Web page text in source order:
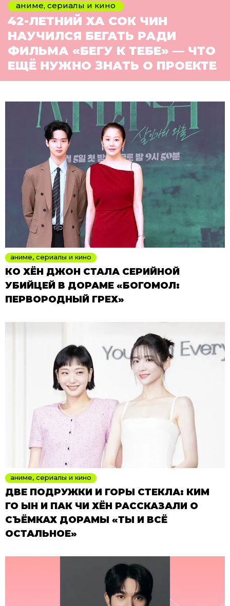
аниме, сериалы и кино
42-ЛЕТНИЙ ХА СОК ЧИН
НАУЧИЛСЯ БЕГАТЬ РАДИ
ФИЛЬМА «БЕГУ К ТЕБЕ» — ЧТО
ЕЩЁ НУЖНО ЗНАТЬ О ПРОЕКТЕ
аниме, сериалы и кино
КО ХЁН ДЖОН СТАЛА СЕРИЙНОЙ
УБИЙЦЕЙ В ДОРАМЕ «БОГОМОЛ:
ПЕРВОРОДНЫЙ ГРЕХ»
аниме, сериалы и кино
ДВЕ ПОДРУЖКИ И ГОРЫ СТЕКЛА: КИМ
ГО ЫН И ПАК ЧИ ХЁН РАССКАЗАЛИ О
СЪЁМКАХ ДОРАМЫ «ТЫ И ВСЁ
ОСТАЛЬНОЕ»